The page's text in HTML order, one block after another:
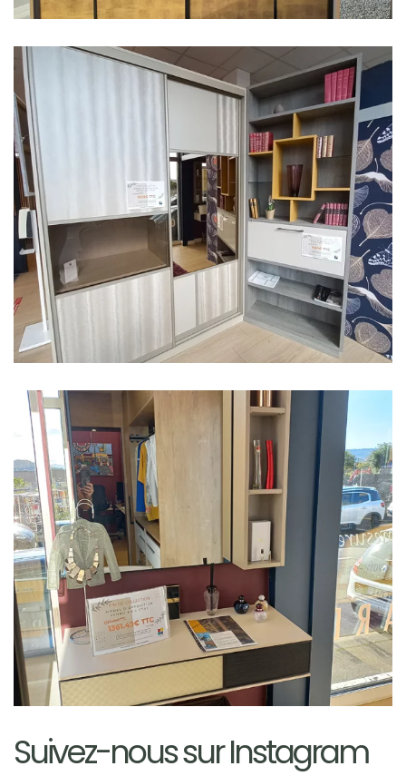
Agrandissez...
Agrandissez...
Suivez-nous sur Instagram